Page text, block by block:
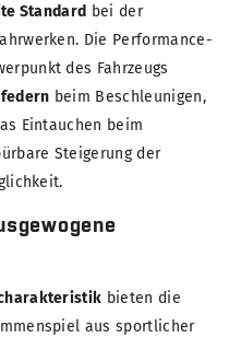
Standard bei der
Die Performance-
des Fahrzeugs
beim Beschleunigen,
Eintauchen beim
Steigerung der
bieten die
aus sportlicher